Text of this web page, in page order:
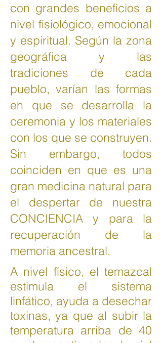
con grandes beneficios a
nivel fisiológico, emocional
y espiritual. Según la zona
geográfica y las
tradiciones de cada
pueblo, varían las formas
en que se desarrolla la
ceremonia y los materiales
con los que se construyen.
Sin embargo, todos
coinciden en que es una
gran medicina natural para
el despertar de nuestra
CONCIENCIA y para la
recuperación de la
memoria ancestral.
A nivel físico, el temazcal
estimula el sistema
linfático, ayuda a desechar
toxinas, ya que al subir la
temperatura arriba de 40